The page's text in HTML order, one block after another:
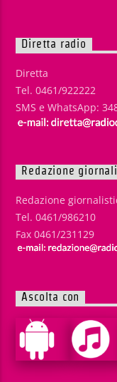
Diretta radio
Diretta
Tel. 0461/922222
SMS e WhatsApp:
Redazione
Redazione
Tel. 0461/986210
Fax 0461/231129
Ascolta con